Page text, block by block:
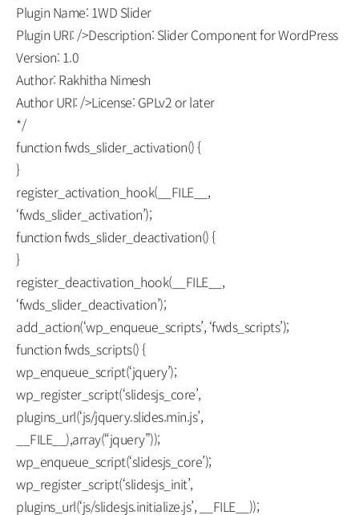
Plugin Name: 1WD Slider
Plugin URI: />Description: Slider Component for WordPress
Version: 1.0
Author: Rakhitha Nimesh
Author URI: />License: GPLv2 or later
*/
function fwds_slider_activation() {
}
register_activation_hook(__FILE__,
‘fwds_slider_activation’);
function fwds_slider_deactivation() {
}
register_deactivation_hook(__FILE__,
‘fwds_slider_deactivation’);
add_action(‘wp_enqueue_scripts’, ‘fwds_scripts’);
function fwds_scripts() {
wp_enqueue_script(‘jquery’);
wp_register_script(‘slidesjs_core’,
plugins_url(‘js/jquery.slides.min.js’,
__FILE__),array(“jquery”));
wp_enqueue_script(‘slidesjs_core’);
wp_register_script(‘slidesjs_init’,
plugins_url(‘js/slidesjs.initialize.js’, __FILE__));